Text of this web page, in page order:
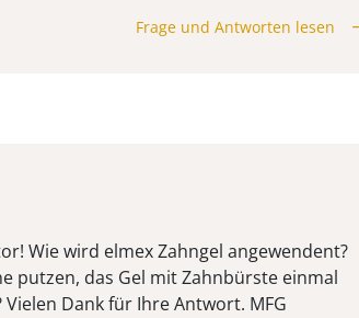
Frage und Antworten lesen
Wie wird elmex Zahngel angewendent?
putzen, das Gel mit Zahnbürste einmal
Dank für Ihre Antwort. MFG